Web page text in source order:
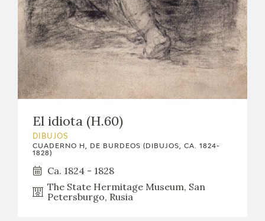
El idiota (H.60)
DIBUJOS
CUADERNO H, DE BURDEOS (DIBUJOS, CA. 1824-
1828)
Ca. 1824 - 1828
The State Hermitage Museum, San
Petersburgo, Rusia